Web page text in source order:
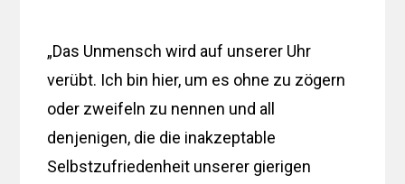
„Das Unmensch wird auf unserer Uhr
verübt. Ich bin hier, um es ohne zu zögern
oder zweifeln zu nennen und all
denjenigen, die die inakzeptable
Selbstzufriedenheit unserer gierigen